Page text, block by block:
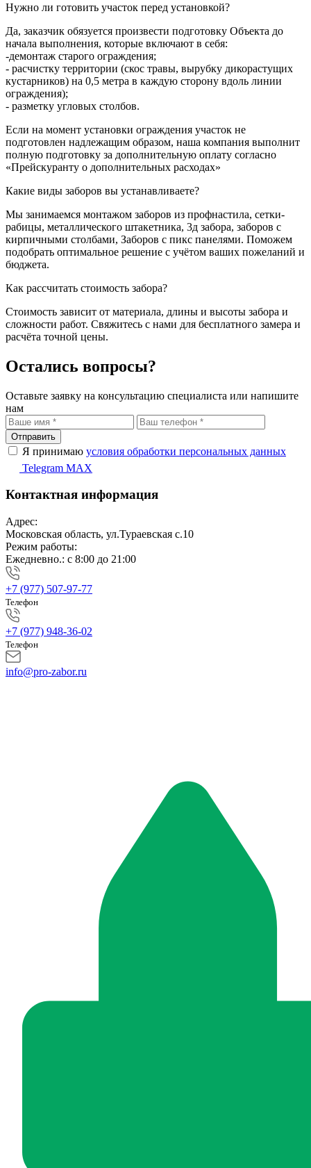
Нужно ли готовить участок перед установкой?
Да, заказчик обязуется произвести подготовку Объекта до
начала выполнения, которые включают в себя:
-демонтаж старого ограждения;
- расчистку территории (скос травы, вырубку дикорастущих
кустарников) на 0,5 метра в каждую сторону вдоль линии
ограждения);
- разметку угловых столбов.
Если на момент установки ограждения участок не
подготовлен надлежащим образом, наша компания выполнит
полную подготовку за дополнительную оплату согласно
«Прейскуранту о дополнительных расходах»
Какие виды заборов вы устанавливаете?
Мы занимаемся монтажом заборов из профнастила, сетки-
рабицы, металлического штакетника, 3д забора, заборов с
кирпичными столбами, Заборов с пикс панелями. Поможем
подобрать оптимальное решение с учётом ваших пожеланий и
бюджета.
Как рассчитать стоимость забора?
Стоимость зависит от материала, длины и высоты забора и
сложности работ. Свяжитесь с нами для бесплатного замера и
расчёта точной цены.
Остались вопросы?
Оставьте заявку на консультацию специалиста или напишите
нам
Отправить
Я принимаю условия обработки персональных данных
Telegram MAX
Контактная информация
Адрес:
Московская область, ул.Тураевская с.10
Режим работы:
Ежедневно.: с 8:00 до 21:00
+7 (977) 507-97-77
Телефон
+7 (977) 948-36-02
Телефон
info@pro-zabor.ru